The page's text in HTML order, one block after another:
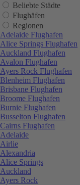
Beliebte Städte
Flughäfen
Regionen
Adelaide Flughafen
Alice Springs Flughafen
Auckland Flughafen
Avalon Flughafen
Ayers Rock Flughafen
Blenheim Flughafen
Brisbane Flughafen
Broome Flughafen
Burnie Flughafen
Busselton Flughafen
Cairns Flughafen
Adelaide
Airlie
Alexandria
Alice Springs
Auckland
Ayers Rock